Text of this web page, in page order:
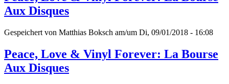
Aux Disques
Gespeichert von Matthias Boksch am/um Di, 09/01/2018 - 16:08
Peace, Love & Vinyl Forever: La Bourse
Aux Disques